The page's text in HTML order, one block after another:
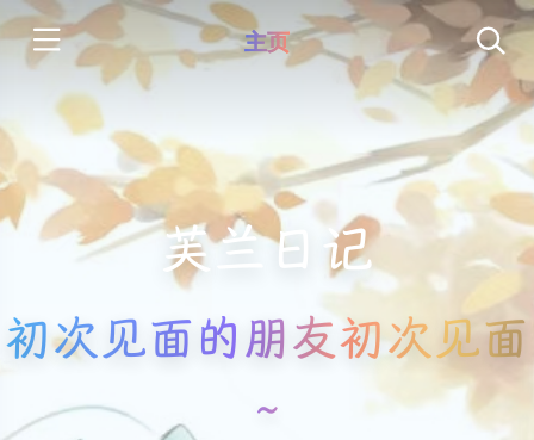
主页
芙兰日记
初次见面的朋友初次见面
~